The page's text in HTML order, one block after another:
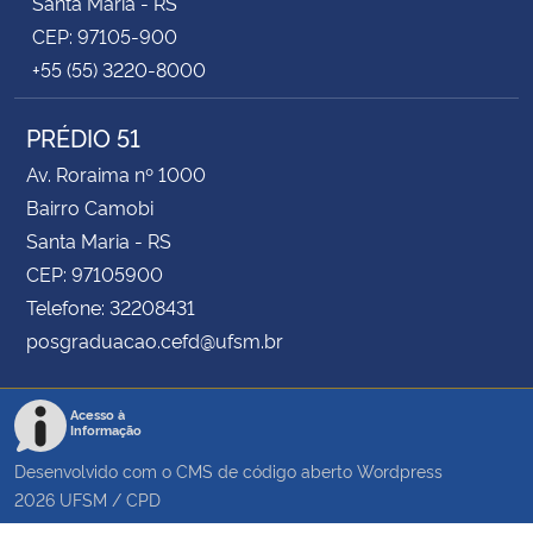
CEP: 97105-900
+55 (55) 3220-8000
PRÉDIO 51
Av. Roraima nº 1000
Bairro Camobi
Santa Maria - RS
CEP: 97105900
Telefone: 32208431
posgraduacao.cefd@ufsm.br
Acesso à
Informação
Desenvolvido com o CMS de código aberto Wordpress
2026 UFSM / CPD